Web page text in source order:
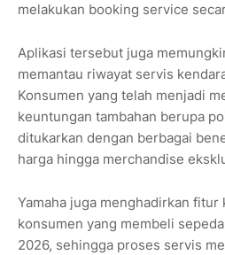
melakukan booking service
Aplikasi tersebut juga
memantau riwayat servis
Konsumen yang telah menjadi
keuntungan tambahan berupa
ditukarkan dengan berbagai
harga hingga merchandise
Yamaha juga menghadirkan fitur
konsumen yang membeli
2026, sehingga proses servis